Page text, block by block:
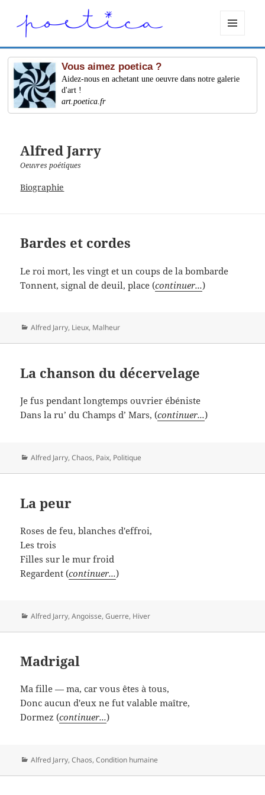
ET
WIDGETS
Vous aimez poetica ?
Aidez-nous en achetant une oeuvre dans notre galerie
d'art !
art.poetica.fr
Alfred Jarry
Oeuvres poétiques
Biographie
Bardes et cordes
Le roi mort, les vingt et un coups de la bombarde
Tonnent, signal de deuil, place (continuer...)
Catégories
Alfred Jarry, Lieux, Malheur
La chanson du décervelage
Je fus pendant longtemps ouvrier ébéniste
Dans la ru’ du Champs d’ Mars, (continuer...)
Catégories
Alfred Jarry,Chaos, Paix, Politique
La peur
Roses de feu, blanches d'effroi,
Les trois
Filles sur le mur froid
Regardent (continuer...)
Catégories
Alfred Jarry,Angoisse,Guerre, Hiver
Madrigal
Ma fille — ma, car vous êtes à tous,
Donc aucun d'eux ne fut valable maître,
Dormez (continuer...)
Catégories
Alfred Jarry,Chaos,Condition humaine